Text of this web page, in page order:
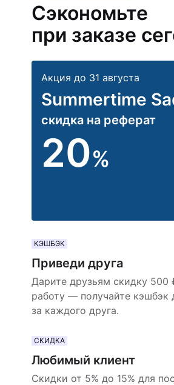
Сэкономьте
при заказе
Акция до 31 августа
Summertime
скидка на реферат
20%
КЭШБЭК
Приведи друга
Дарите друзьям скидку 500
работу — получайте кэшбэк
за каждого друга.
СКИДКА
Любимый клиент
Скидки от 5% до 15% для